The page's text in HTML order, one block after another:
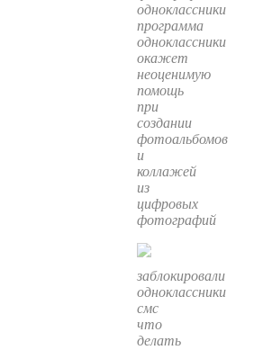
одноклассники
программа
одноклассники
окажет
неоценимую
помощь
при
создании
фотоальбомов
и
коллажей
из
цифровых
фотографий
заблокировали
одноклассники
смс
что
делать